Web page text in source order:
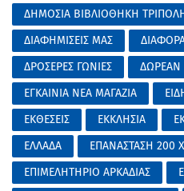
ΔΗΜΟΣΙΑ ΒΙΒΛΙΟΘΗΚΗ
ΔΙΑΦΗΜΙΣΕΙΣ ΜΑΣ
ΔΡΟΣΕΡΕΣ ΓΩΝΙΕΣ
ΔΩΡΕΑΝ
ΕΓΚΑΙΝΙΑ ΝΕΑ ΜΑΓΑΖΙΑ
ΕΚΘΕΣΕΙΣ
ΕΚΚΛΗΣΙΑ
ΕΛΛΑΔΑ
ΕΠΑΝΑΣΤΑΣΗ 200
ΕΠΙΜΕΛΗΤΗΡΙΟ ΑΡΚΑΔΙΑΣ